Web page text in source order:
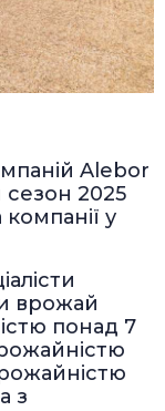
Alebor
2025
у
врожай
понад 7
з